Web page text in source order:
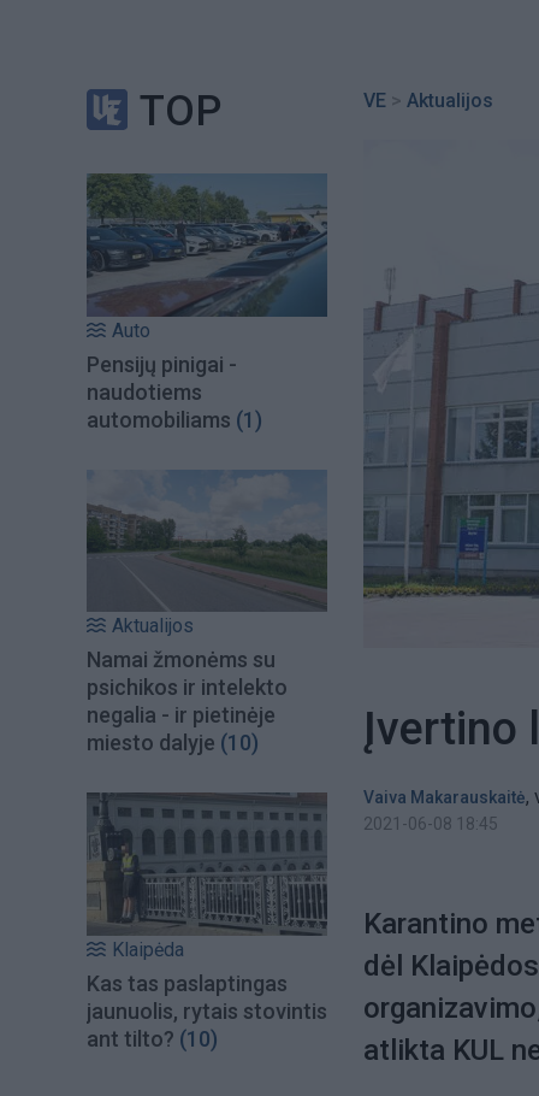
TOP
Auto
Pensijų pinigai -
naudotiems
automobiliams (1)
Aktualijos
Namai žmonėms su
psichikos ir intelekto
negalia - ir pietinėje
miesto dalyje (10)
Klaipėda
Kas tas paslaptingas
jaunuolis, rytais stovintis
ant tilto? (10)
VE > Aktualijos
Įvertino
Vaiva Makarauskaitė,
2021-06-08 18:45
Karantino
dėl
atlikta KUL